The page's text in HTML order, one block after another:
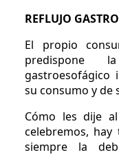
REFLUJO
El propio
predispone
gastroesofágico
su consumo y de
Cómo les dije
celebremos,
siempre la